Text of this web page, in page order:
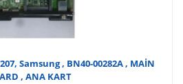
Samsung , BN40-00282A , MAİN
, ANA KART